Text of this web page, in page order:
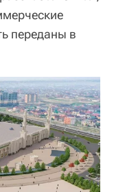
переданы в